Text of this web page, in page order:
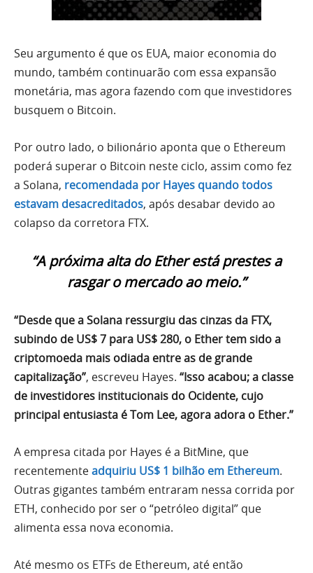
Seu argumento é que os EUA, maior economia do
mundo, também continuarão com essa expansão
monetária, mas agora fazendo com que investidores
busquem o Bitcoin.
Por outro lado, o bilionário aponta que o Ethereum
poderá superar o Bitcoin neste ciclo, assim como fez
a Solana, recomendada por Hayes quando todos
estavam desacreditados, após desabar devido ao
colapso da corretora FTX.
“A próxima alta do Ether está prestes a
rasgar o mercado ao meio.”
“Desde que a Solana ressurgiu das cinzas da FTX,
subindo de US$ 7 para US$ 280, o Ether tem sido a
criptomoeda mais odiada entre as de grande
capitalização”, escreveu Hayes. “Isso acabou; a classe
de investidores institucionais do Ocidente, cujo
principal entusiasta é Tom Lee, agora adora o Ether.”
A empresa citada por Hayes é a BitMine, que
recentementeadquiriu US$ 1 bilhão em Ethereum.
Outras gigantes também entraram nessa corrida por
ETH, conhecido por ser o “petróleo digital” que
alimenta essa nova economia.
Até mesmo os ETFs de Ethereum, até então